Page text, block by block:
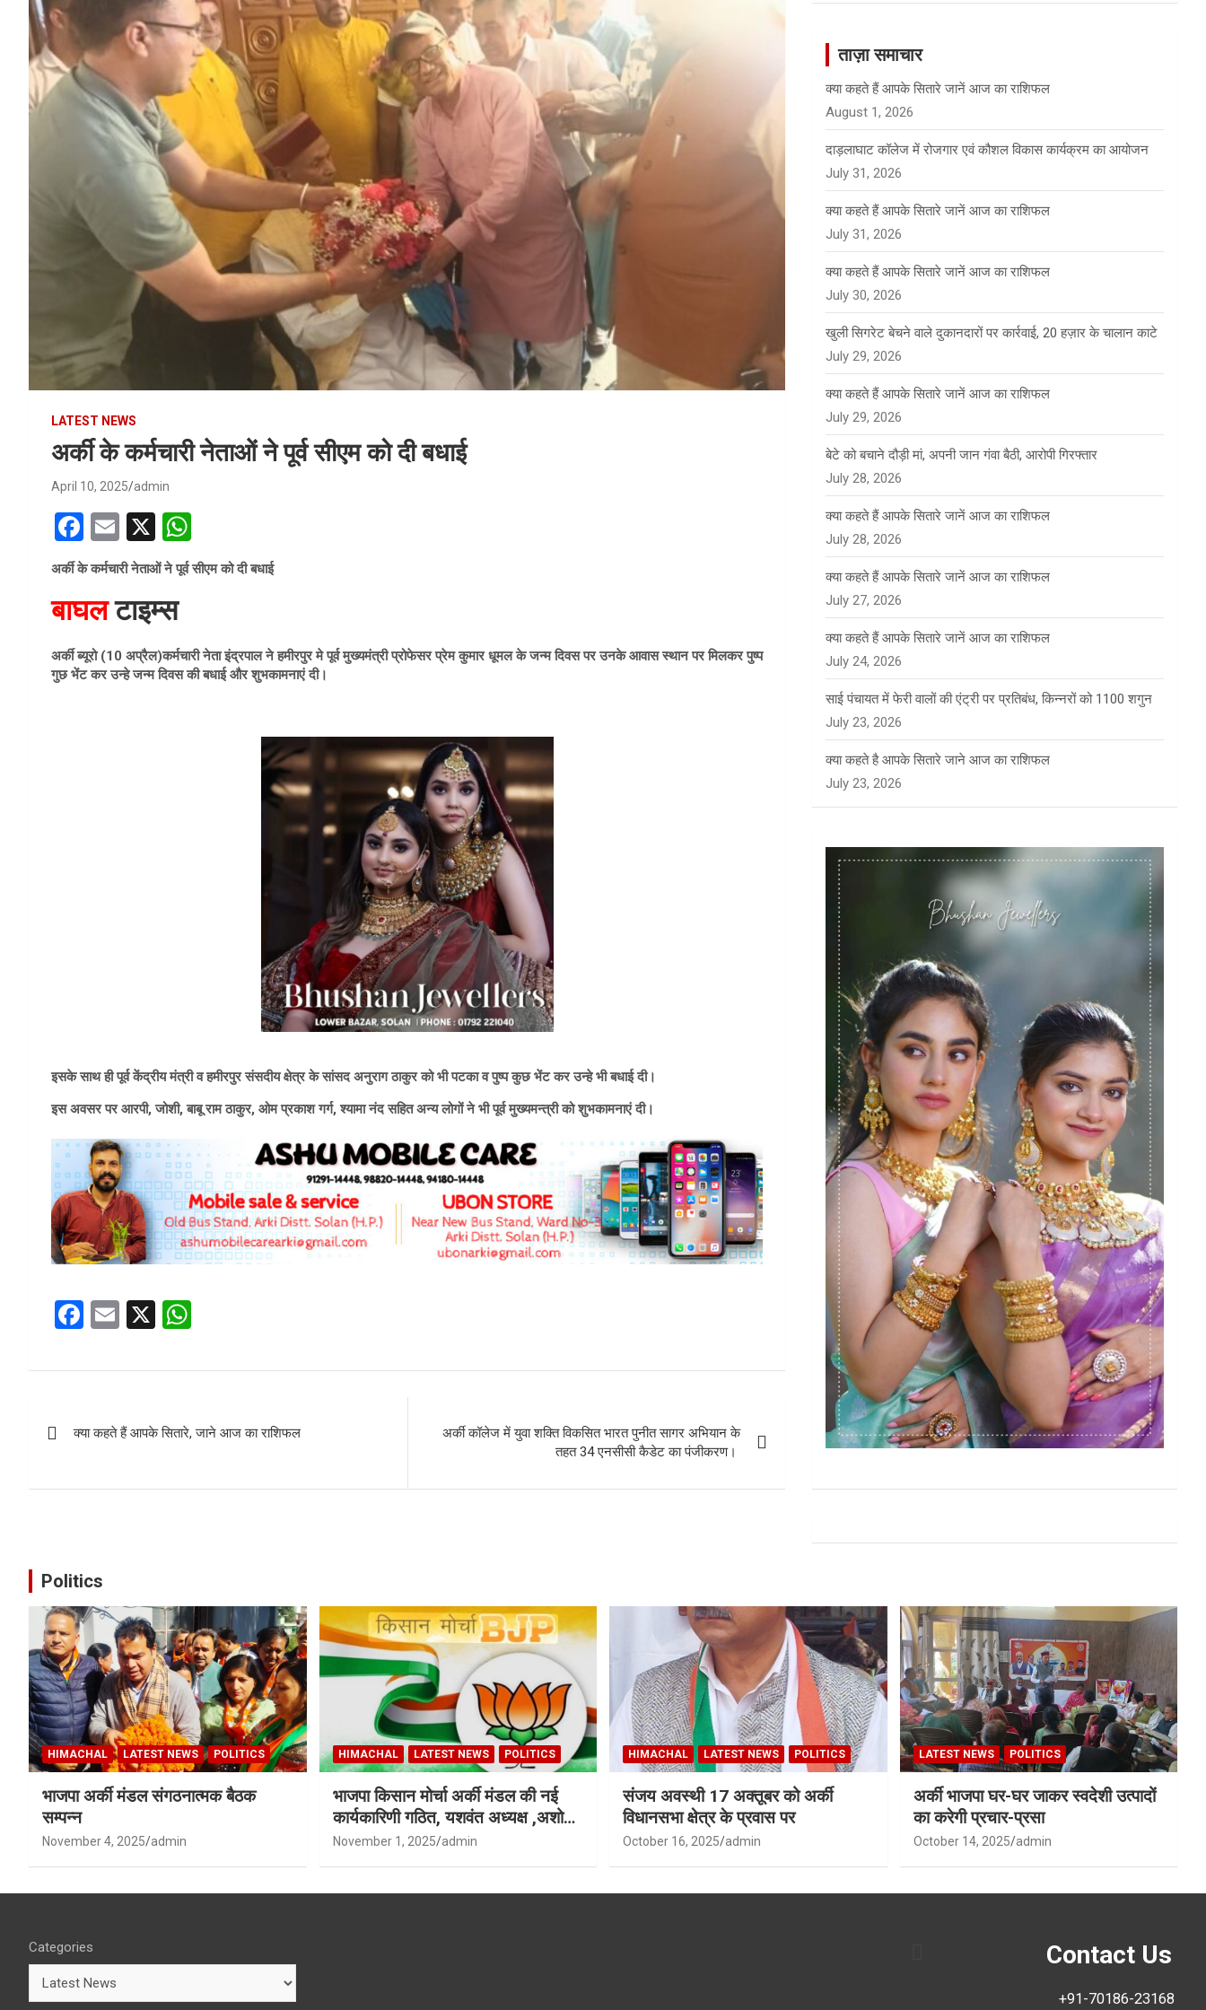
LATEST NEWS
अर्की के कर्मचारी नेताओं ने पूर्व सीएम को दी बधाई
April 10, 2025 admin
F
a
ce
b
o
o
E
m
ail
X
h
at
A
p
अर्की के कर्मचारी नेताओं ने पूर्व सीएम को दी बधाई
बाघलटाइम्स
अर्की ब्यूरो (10 अप्रैल)कर्मचारी नेता इंद्रपाल ने हमीरपुर मे पूर्व मुख्यमंत्री प्रोफेसर प्रेम कुमार धूमल के जन्म दिवस पर उनके आवास स्थान पर मिलकर पुष्प
गुछ भेंट कर उन्हे जन्म दिवस की बधाई और शुभकामनाएं दी।
इसके साथ ही पूर्व केंद्रीय मंत्री व हमीरपुर संसदीय क्षेत्र के सांसद अनुराग ठाकुर को भी पटका व पुष्प कुछ भेंट कर उन्हे भी बधाई दी।
इस अवसर पर आरपी, जोशी, बाबू राम ठाकुर, ओम प्रकाश गर्ग, श्यामा नंद सहित अन्य लोगों ने भी पूर्व मुख्यमन्त्री को शुभकामनाएं दी।
F
ce
o
k
E
ail
X
at
A
p
क्या कहते हैं आपके सितारे, जाने आज का राशिफल
अर्की कॉलेज में युवा शक्ति विकसित भारत पुनीत सागर अभियान के
तहत 34 एनसीसी कैडेट का पंजीकरण।
ताज़ा समाचार
क्या कहते हैं आपके सितारे जानें आज का राशिफल
August 1, 2026
दाड़लाघाट कॉलेज में रोजगार एवं कौशल विकास कार्यक्रम का आयोजन
July 31, 2026
क्या कहते हैं आपके सितारे जानें आज का राशिफल
July 31, 2026
क्या कहते हैं आपके सितारे जानें आज का राशिफल
July 30, 2026
खुली सिगरेट बेचने वाले दुकानदारों पर कार्रवाई, 20 हज़ार के चालान काटे
July 29, 2026
क्या कहते हैं आपके सितारे जानें आज का राशिफल
July 29, 2026
बेटे को बचाने दौड़ी मां, अपनी जान गंवा बैठी, आरोपी गिरफ्तार
July 28, 2026
क्या कहते हैं आपके सितारे जानें आज का राशिफल
July 28, 2026
क्या कहते हैं आपके सितारे जानें आज का राशिफल
July 27, 2026
क्या कहते हैं आपके सितारे जानें आज का राशिफल
July 24, 2026
साई पंचायत में फेरी वालों की एंट्री पर प्रतिबंध, किन्नरों को 1100 शगुन
July 23, 2026
क्या कहते है आपके सितारे जाने आज का राशिफल
July 23, 2026
Politics
HIMACHAL LATEST NEWS POLITICS
भाजपा अर्की मंडल संगठनात्मक बैठक
सम्पन्न
November 4, 2025 admin
HIMACHAL LATEST NEWS POLITICS
भाजपा किसान मोर्चा अर्की मंडल की नई
कार्यकारिणी गठित, यशवंत अध्यक्ष ,अशोक
शर्मा बने उपाध्यक्ष
November 1, 2025 admin
HIMACHAL LATEST NEWS POLITICS
संजय अवस्थी 17 अक्तूबर को अर्की
विधानसभा क्षेत्र के प्रवास पर
October 16, 2025 admin
LATEST NEWS POLITICS
अर्की भाजपा घर-घर जाकर स्वदेशी उत्पादों
का करेगी प्रचार-प्रसा
October 14, 2025 admin
Categories Contact Us
+91-70186-23168